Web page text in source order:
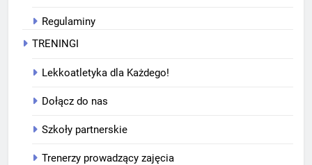
Regulaminy
TRENINGI
Lekkoatletyka dla Każdego!
Dołącz do nas
Szkoły partnerskie
Trenerzy prowadzący zajęcia